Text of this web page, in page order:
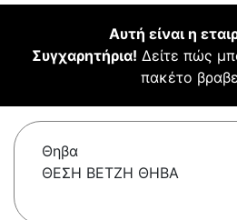
Αυτή είναι η
Συγχαρητήρια! Δείτε πώς
πακέτο
Θηβα
ΘΕΣΗ ΒΕΤΖΗ ΘΗΒΑ